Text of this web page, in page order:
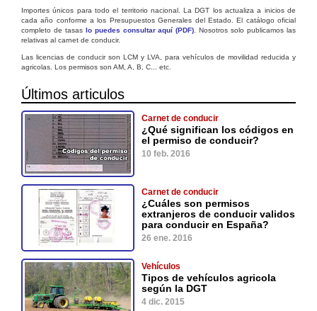
Importes únicos para todo el territorio nacional. La DGT los actualiza a inicios de
cada año conforme a los Presupuestos Generales del Estado. El catálogo oficial
completo de tasas lo puedes consultar aquí (PDF) . Nosotros solo publicamos las
relativas al carnet de conducir.
Las licencias de conducir son LCM y LVA, para vehículos de movilidad reducida y
agricolas. Los permisos son AM, A, B, C... etc.
Últimos articulos
Carnet de conducir
¿Qué significan los códigos en
el permiso de conducir?
10 feb. 2016
Carnet de conducir
¿Cuáles son permisos
extranjeros de conducir validos
para conducir en España?
26 ene. 2016
Vehículos
Tipos de vehículos agricola
según la DGT
4 dic. 2015